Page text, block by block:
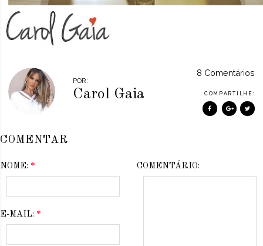
POR:
Carol Gaia
8 Comentários
COMPARTILHE:
COMENTAR
NOME: *
E-MAIL: *
COMENTÁRIO: